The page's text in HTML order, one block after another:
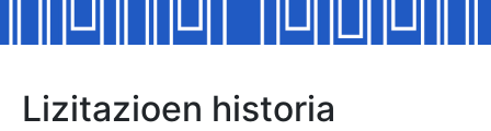
Erakutsi/Ezkutatu
Lizitazioen historia